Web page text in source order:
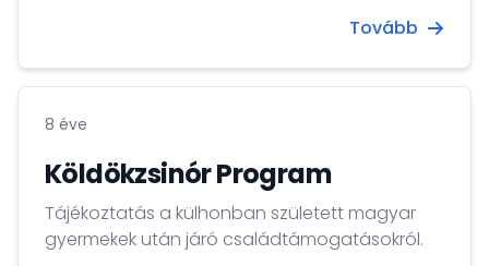
Tovább
8 éve
Köldökzsinór Program
Tájékoztatás a külhonban született magyar
gyermekek után járó családtámogatásokról.